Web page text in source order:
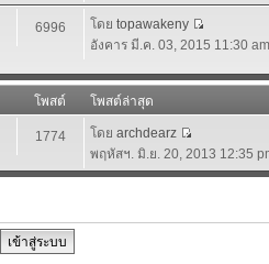
6996 โดย topawakeny
อังคาร มี.ค. 03, 2015 11:30 am
โพสต์
โพสต์ล่าสุด
1774 โดย archdearz
พฤหัสฯ. มิ.ย. 20, 2013 12:35